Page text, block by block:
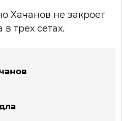
Хачанов не закроет
трех сетах.